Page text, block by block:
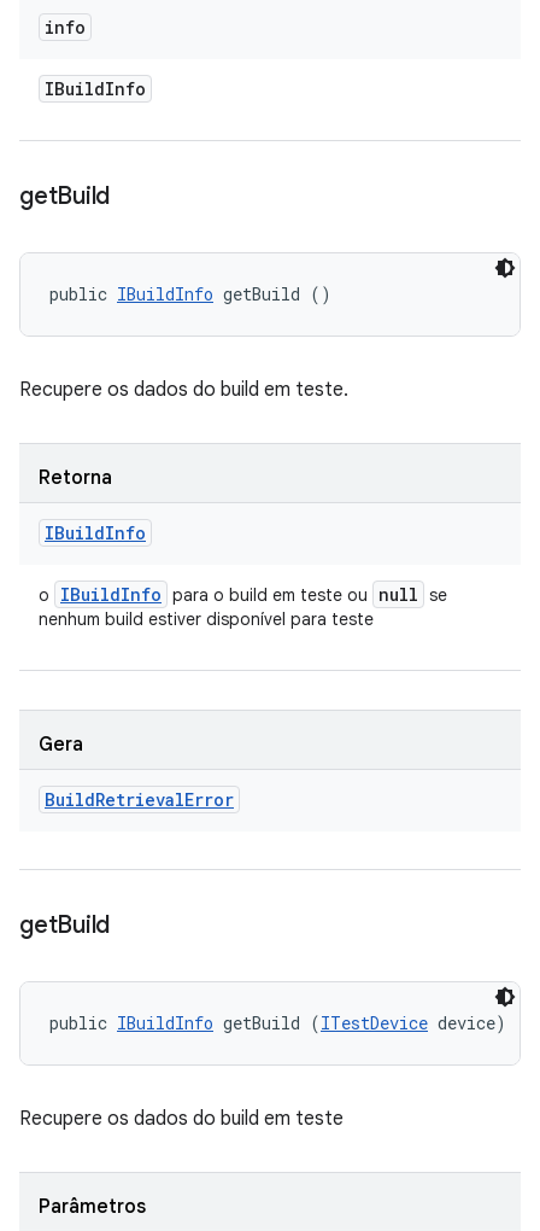
info
IBuildInfo
getBuild
public IBuildInfo getBuild ()
Recupere os dados do build em teste.
Retorna
IBuildInfo
o IBuildInfo para o build em teste ou null se
nenhum build estiver disponível para teste
Gera
BuildRetrievalError
getBuild
public IBuildInfo getBuild (ITestDevice device)
Recupere os dados do build em teste
Parâmetros